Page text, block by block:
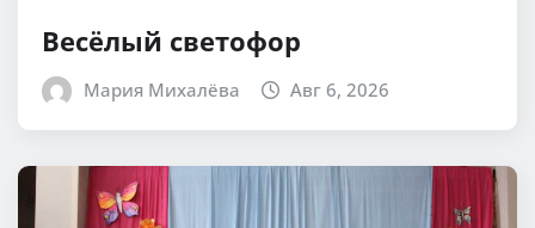
Весёлый светофор
Мария Михалёва Авг 6, 2026